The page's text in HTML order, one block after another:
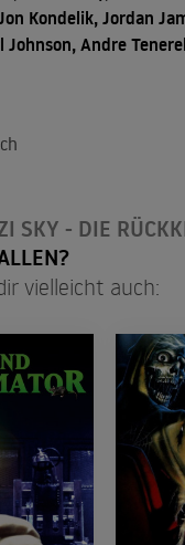
Kondelik, Jordan
Johnson, Andre
SKY - DIE
vielleicht auch: